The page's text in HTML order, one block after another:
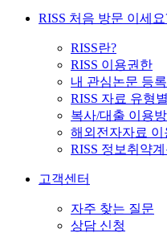
RISS 처음 방문 이세요
RISS란?
RISS 이용권한
내 관심논문 등
RISS 자료 유형
복사/대출 이용
해외전자자료 이
RISS 정보취약
고객센터
자주 찾는 질문
상담 신청